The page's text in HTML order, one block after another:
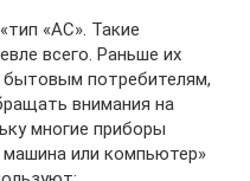
«АС». Такие
всего. Раньше их
потребителям,
внимания на
многие приборы
машина или компьютер»